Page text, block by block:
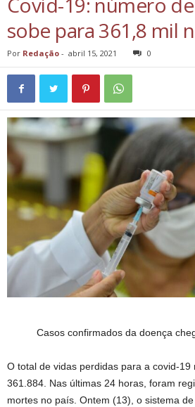
sobe para 361,8 mil
Por Redação - abril 15, 2021 0
Casos confirmados da doença
O total de vidas perdidas para a covid-19
361.884. Nas últimas 24 horas, foram
mortes no país. Ontem (13), o sistema